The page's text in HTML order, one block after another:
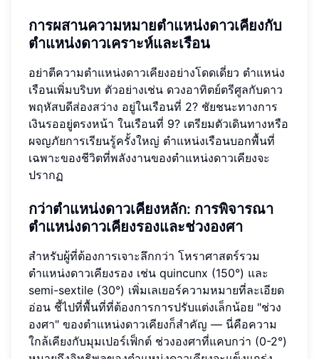
การผสานความหมายตำแหน่งดาวเคียงกับ
ตำแหน่งดาวเคราะห์และเรือน
อย่าตีความตำแหน่งดาวเคียงอย่างโดดเดี่ยว ตำแหน่ง
เรือนเพิ่มบริบท ตัวอย่างเช่น ดวงอาทิตย์ตรีศูลกับดาว
พฤหัสบดีส่องสว่าง อยู่ในเรือนที่ 2? ชัยชนะทางการ
เงินรออยู่ตรงหน้า ในเรือนที่ 9? เตรียมตัวเดินทางหรือ
ผจญภัยการเรียนรู้ครั้งใหญ่ ตำแหน่งเรือนบอกพื้นที่
เฉพาะของชีวิตที่พลังงานของตำแหน่งดาวเคียงจะ
ปรากฏ
กว่าตำแหน่งดาวเคียงหลัก: การพิจารณา
ตำแหน่งดาวเคียงรองและช่วงองศา
สำหรับผู้ที่ต้องการเจาะลึกกว่า โหราศาสตร์รวม
ตำแหน่งดาวเคียงรอง เช่น quincunx (150°) และ
semi-sextile (30°) เพิ่มเลเยอร์ความหมายที่ละเอียด
อ่อน ชี้ไปที่พื้นที่ที่ต้องการการปรับแต่งเล็กน้อย "ช่วง
องศา" ของตำแหน่งดาวเคียงก็สำคัญ — นี่คือความ
ใกล้เคียงกับมุมเปอร์เฟ็กต์ ช่วงองศาที่แคบกว่า (0-2°)